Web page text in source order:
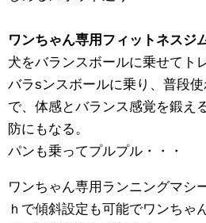
ワンちゃん専用フィットネス
犬をバランスボールに乗せてト
バラsンスボールに乗り、普段
で、体感とバランス感覚を鍛え
防にもなる。
パンも乗ってプルプル・・・
ワンちゃん専用ランニングマシ
ｈで傾斜設定も可能でワンちゃ